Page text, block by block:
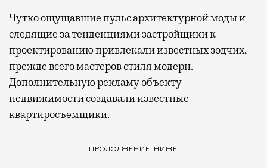
Чутко ощущавшие пульс архитектурной моды и
следящие за тенденциями застройщики к
проектированию привлекали известных зодчих,
прежде всего мастеров стиля модерн.
Дополнительную рекламу объекту
недвижимости создавали известные
квартиросъемщики.
ПРОДОЛЖЕНИЕ НИЖЕ